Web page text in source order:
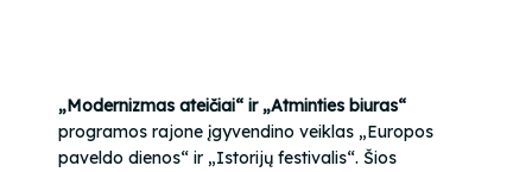
„Modernizmas ateičiai“ ir „Atminties biuras“
programos rajone įgyvendino veiklas „Europos
paveldo dienos“ ir „Istorijų festivalis“. Šios